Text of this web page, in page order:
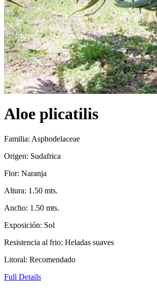
Aloe plicatilis
Familia: Asphodelaceae
Origen: Sudafrica
Flor: Naranja
Altura: 1.50 mts.
Ancho: 1.50 mts.
Exposición: Sol
Resistencia al frio: Heladas suaves
Litoral: Recomendado
Full Details